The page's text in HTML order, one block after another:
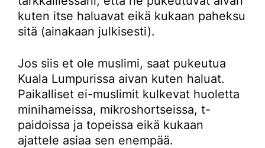
kuten itse haluavat eikä kukaan paheksu
sitä (ainakaan julkisesti).
Jos siis et ole muslimi, saat pukeutua
Kuala Lumpurissa aivan kuten haluat.
Paikalliset ei-muslimit kulkevat huoletta
minihameissa, mikroshortseissa, t-
paidoissa ja topeissa eikä kukaan
ajattele asiaa sen enempää.